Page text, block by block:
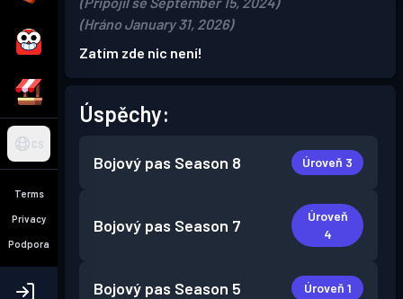
CS
Terms
Privacy
Podpora
(Hráno January 31, 2026)
Zatím zde nic není!
Úspěchy:
Bojový pas Season 8 Úroveň 3
Bojový pas Season 7
Úroveň
4
Bojový pas Season 5 Úroveň 1